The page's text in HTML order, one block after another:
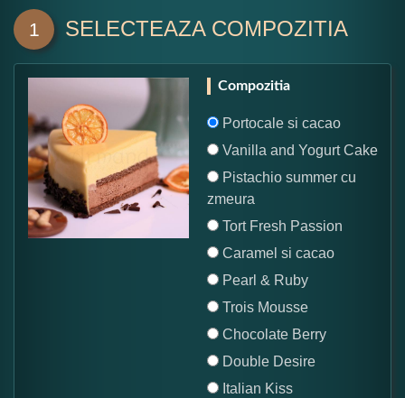
1 SELECTEAZA COMPOZITIA
Compozitia
Portocale si cacao
Vanilla and Yogurt Cake
Pistachio summer cu
zmeura
Tort Fresh Passion
Caramel si cacao
Pearl & Ruby
Trois Mousse
Chocolate Berry
Double Desire
Italian Kiss